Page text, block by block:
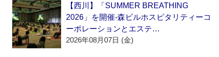
【西川】「SUMMER BREATHING
2026」を開催‐森ビルホスピタリティーコ
ーポレーションとエステ…
2026年08月07日 (金)